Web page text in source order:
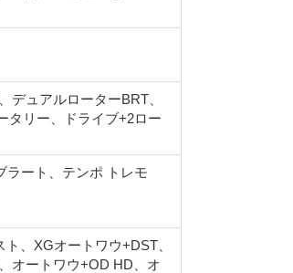
デュアルローターBRT、
タリー、ドライブ+2ロー
ラート、テンポ トレモ
、XGオートワウ+DST、
オートワウ+OD HD、オ